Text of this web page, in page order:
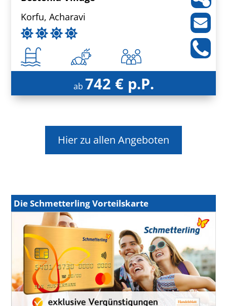
Korfu, Acharavi
ab 742 € p.P.
Hier zu allen Angeboten
Die Schmetterling Vorteilskarte